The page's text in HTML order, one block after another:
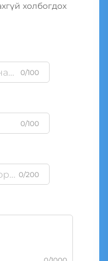
холбогдох
0/100
0/100
0/200